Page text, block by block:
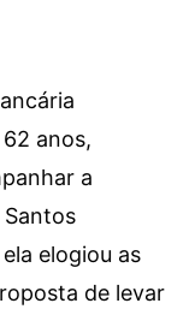
anos,
a
elogiou as
de levar